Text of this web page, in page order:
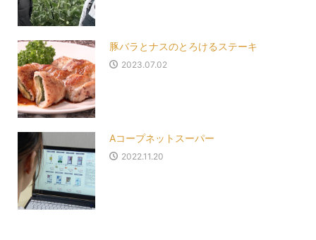
豚バラとナスのとろけるステーキ
2023.07.02
Aコープネットスーパー
2022.11.20